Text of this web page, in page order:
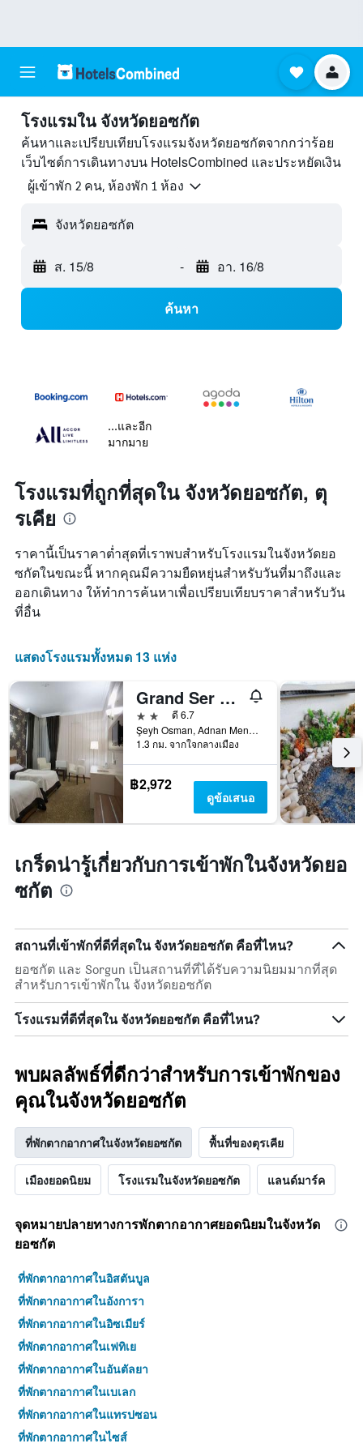
โรงแรมใน จังหวัดยอซกัต
ค้นหาและเปรียบเทียบโรงแรมจังหวัดยอซกัตจากกว่าร้อย
เว็บไซต์การเดินทางบน HotelsCombined และประหยัดเงิน
ผู้เข้าพัก 2 คน, ห้องพัก 1 ห้อง
จังหวัดยอซกัต
ส. 15/8 - อา. 16/8
ค้นหา
...และอีก
มากมาย
โรงแรมที่ถูกที่สุดใน จังหวัดยอซกัต, ตุ
รเคีย
ราคานี้เป็นราคาต่ำสุดที่เราพบสำหรับโรงแรมในจังหวัดยอ
ซกัตในขณะนี้ หากคุณมีความยืดหยุ่นสำหรับวันที่มาถึงและ
ออกเดินทาง ให้ทำการค้นหาเพื่อเปรียบเทียบราคาสำหรับวัน
ที่อื่น
แสดงโรงแรมทั้งหมด 13 แห่ง
Grand Ser Hotel
2 ดาว
ดี 6.7
Şeyh Osman, Adnan Menderes Blv. No: 30, ยอซกัต, ตุรเคีย
1.3 กม. จากใจกลางเมือง
฿2,972
ดูข้อเสนอ
เกร็ดน่ารู้เกี่ยวกับการเข้าพักในจังหวัดยอ
ซกัต
สถานที่เข้าพักที่ดีที่สุดใน จังหวัดยอซกัต คือที่ไหน?
ยอซกัต และ Sorgun เป็นสถานที่ที่ได้รับความนิยมมากที่สุด
สำหรับการเข้าพักใน จังหวัดยอซกัต
โรงแรมที่ดีที่สุดใน จังหวัดยอซกัต คือที่ไหน?
พบผลลัพธ์ที่ดีกว่าสำหรับการเข้าพักของ
คุณในจังหวัดยอซกัต
ที่พักตากอากาศในจังหวัดยอซกัต พื้นที่ของตุรเคีย
เมืองยอดนิยม โรงแรมในจังหวัดยอซกัต แลนด์มาร์ค
จุดหมายปลายทางการพักตากอากาศยอดนิยมในจังหวัด
ยอซกัต
ที่พักตากอากาศในอิสตันบูล
ที่พักตากอากาศในอังการา
ที่พักตากอากาศในอิซเมียร์
ที่พักตากอากาศในเฟทิเย
ที่พักตากอากาศในอันตัลยา
ที่พักตากอากาศในเบเลก
ที่พักตากอากาศในแทรปซอน
ที่พักตากอากาศในไซส์